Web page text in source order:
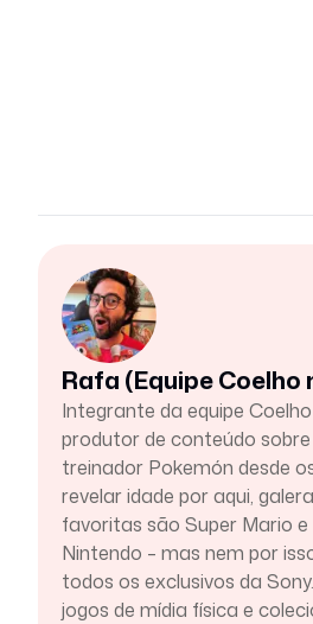
Rafa (Equipe Coelho
Integrante da equipe
produtor de conteúdo
treinador Pokemón desde
revelar idade por aqui,
favoritas são Super Mario e
Nintendo – mas nem por
todos os exclusivos da
jogos de mídia física e